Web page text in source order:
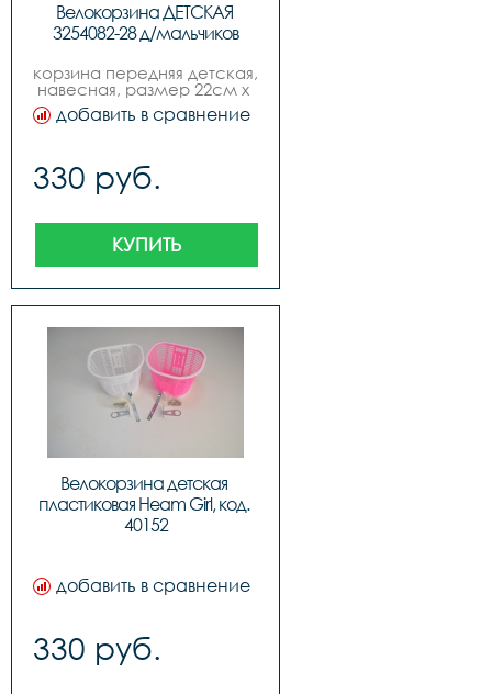
Велокорзина ДЕТСКАЯ
3254082-28 д/мальчиков
корзина передняя детская,
навесная, размер 22см х
16см, для мальчиков, 3
цвета черный, синий,
добавить в сравнение
330 руб.
КУПИТЬ
Велокорзина детская
пластиковая Heam Girl, код.
40152
добавить в сравнение
330 руб.